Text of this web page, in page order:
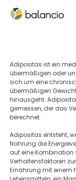
Adipositas ist ein
übermäßigen oder
sich um eine
übermäßigen
hinausgeht.
gemessen, der das
berechnet.
Adipositas entsteht,
Nahrung die
auf eine
Verhaltensfaktoren
Ernährung mit einem